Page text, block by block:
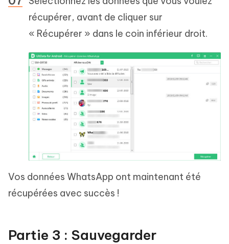
récupérer, avant de cliquer sur
« Récupérer » dans le coin inférieur droit.
Vos données WhatsApp ont maintenant été
récupérées avec succès !
Partie 3 : Sauvegarder